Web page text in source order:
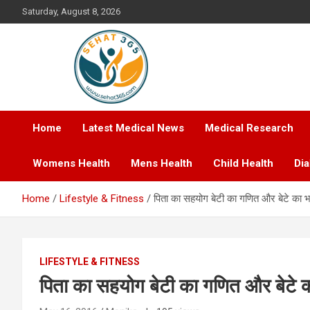
to
Saturday, August 8, 2026
Sehat365
Your's Complete Health Guide
Home
Latest Medical News Medical Research
Womens Health Mens Health Child Health
Home Lifestyle & Fitness पिता का सहयोग बेटी का गणित और बेटे का
LIFESTYLE & FITNESS
पिता का सहयोग बेटी का गणित और बेटे